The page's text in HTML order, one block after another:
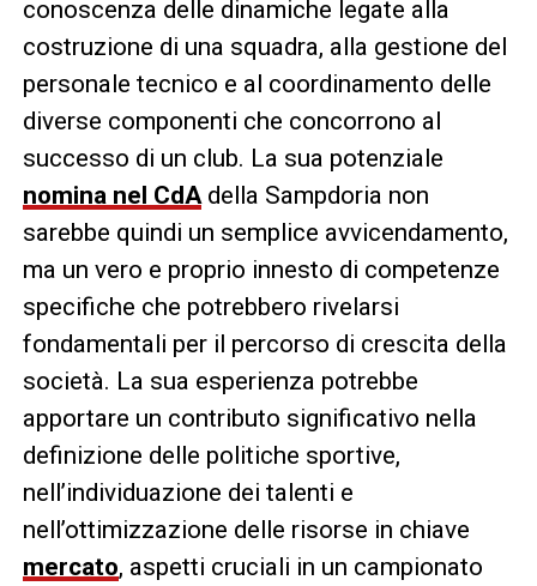
conoscenza delle dinamiche legate alla
costruzione di una squadra, alla gestione del
personale tecnico e al coordinamento delle
diverse componenti che concorrono al
successo di un club. La sua potenziale
nomina nel CdAdella Sampdoria non
sarebbe quindi un semplice avvicendamento,
ma un vero e proprio innesto di competenze
specifiche che potrebbero rivelarsi
fondamentali per il percorso di crescita della
società. La sua esperienza potrebbe
apportare un contributo significativo nella
definizione delle politiche sportive,
nell’individuazione dei talenti e
nell’ottimizzazione delle risorse in chiave
mercato, aspetti cruciali in un campionato